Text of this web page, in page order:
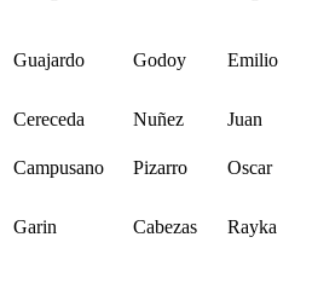
Guajardo Godoy Emilio
Cereceda Nuñez Juan
Campusano Pizarro Oscar
Garin Cabezas Rayka